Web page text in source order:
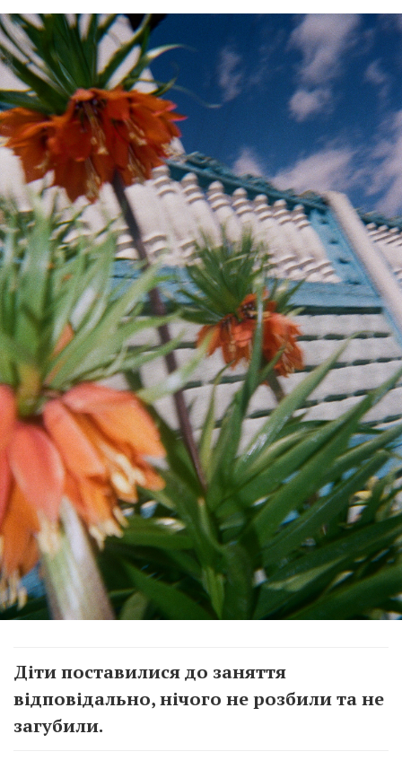
Діти поставилися до заняття
відповідально, нічого не розбили та не
загубили.